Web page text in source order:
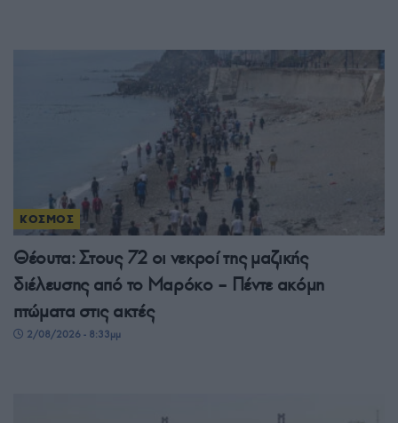
ΚΟΣΜΟΣ
Θέουτα: Στους 72 οι νεκροί της μαζικής
διέλευσης από το Μαρόκο – Πέντε ακόμη
πτώματα στις ακτές
2/08/2026 - 8:33μμ